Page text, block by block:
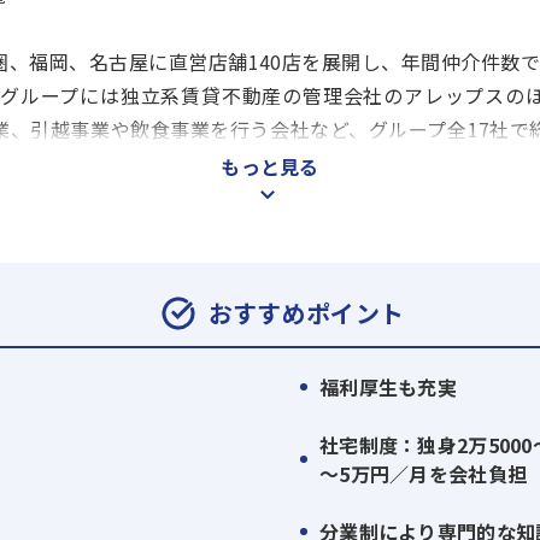
福岡、名古屋に直営店舗140店を展開し、年間仲介件数
ループには独立系賃貸不動産の管理会社のアレップスの
引越事業や飲食事業を行う会社など、グループ全17社
もっと見る
おすすめポイント
福利厚生も充実
社宅制度：独身2万
～5万円／月を会社負担
分業制により専門的な